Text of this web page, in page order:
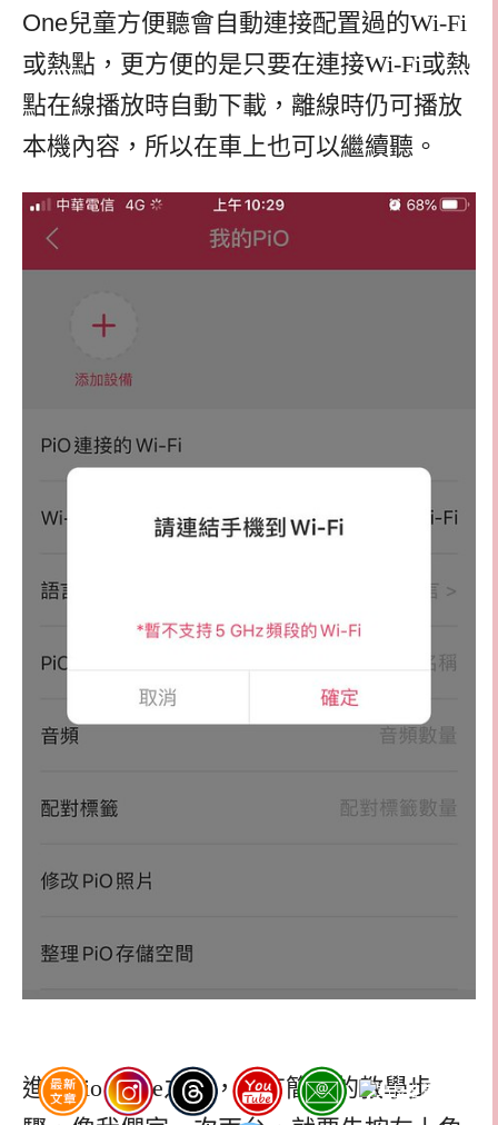
One兒童方便聽會自動連接配置過的Wi-Fi
或熱點，更方便的是只要在連接Wi-Fi或熱
點在線播放時自動下載，離線時仍可播放
本機內容，所以在車上也可以繼續聽。
進入pio home之後，會有簡單的教學步